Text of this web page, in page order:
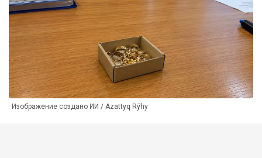
Изображение создано ИИ / Azattyq Rýhy